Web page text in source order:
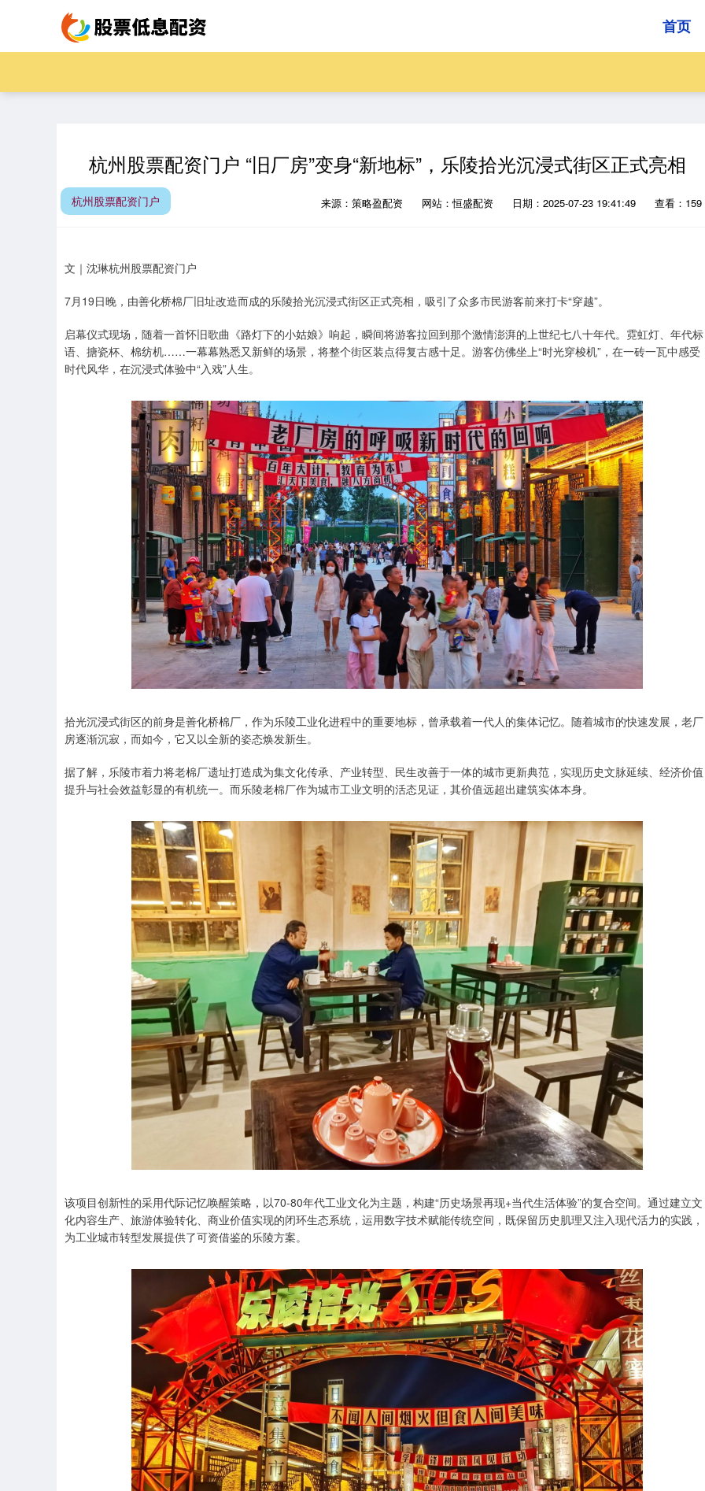
首页
杭州股票配资门户 “旧厂房”变身“新地标”，乐陵拾光沉浸式街区正式亮相
杭州股票配资门户 来源：策略盈配资 网站：恒盛配资 日期：2025-07-23 19:41:49 查看：159
文｜沈琳杭州股票配资门户
7月19日晚，由善化桥棉厂旧址改造而成的乐陵拾光沉浸式街区正式亮相，吸引了众多市民游客前来打卡“穿越”。
启幕仪式现场，随着一首怀旧歌曲《路灯下的小姑娘》响起，瞬间将游客拉回到那个激情澎湃的上世纪七八十年代。霓虹灯、年代标
语、搪瓷杯、棉纺机……一幕幕熟悉又新鲜的场景，将整个街区装点得复古感十足。游客仿佛坐上“时光穿梭机”，在一砖一瓦中感受
时代风华，在沉浸式体验中“入戏”人生。
拾光沉浸式街区的前身是善化桥棉厂，作为乐陵工业化进程中的重要地标，曾承载着一代人的集体记忆。随着城市的快速发展，老厂
房逐渐沉寂，而如今，它又以全新的姿态焕发新生。
据了解，乐陵市着力将老棉厂遗址打造成为集文化传承、产业转型、民生改善于一体的城市更新典范，实现历史文脉延续、经济价值
提升与社会效益彰显的有机统一。而乐陵老棉厂作为城市工业文明的活态见证，其价值远超出建筑实体本身。
该项目创新性的采用代际记忆唤醒策略，以70-80年代工业文化为主题，构建“历史场景再现+当代生活体验”的复合空间。通过建立文
化内容生产、旅游体验转化、商业价值实现的闭环生态系统，运用数字技术赋能传统空间，既保留历史肌理又注入现代活力的实践，
为工业城市转型发展提供了可资借鉴的乐陵方案。